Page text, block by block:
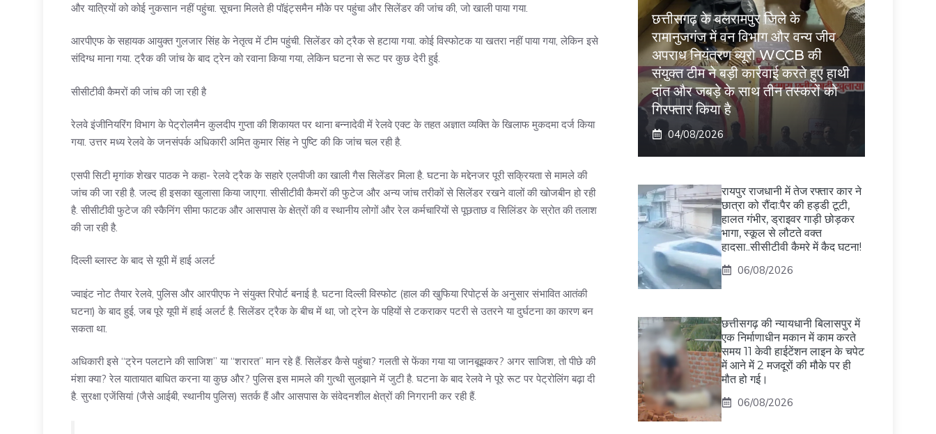
और यात्रियों को कोई नुकसान नहीं पहुंचा. सूचना मिलते ही पॉइंट्समैन मौके पर पहुंचा और सिलेंडर की जांच की, जो खाली पाया गया.
आरपीएफ के सहायक आयुक्त गुलजार सिंह के नेतृत्व में टीम पहुंची. सिलेंडर को ट्रैक से हटाया गया. कोई विस्फोटक या खतरा नहीं पाया गया, लेकिन इसे
संदिग्ध माना गया. ट्रैक की जांच के बाद ट्रेन को रवाना किया गया, लेकिन घटना से रूट पर कुछ देरी हुई.
सीसीटीवी कैमरों की जांच की जा रही है
रेलवे इंजीनियरिंग विभाग के पेट्रोलमैन कुलदीप गुप्ता की शिकायत पर थाना बन्नादेवी में रेलवे एक्ट के तहत अज्ञात व्यक्ति के खिलाफ मुकदमा दर्ज किया
गया. उत्तर मध्य रेलवे के जनसंपर्क अधिकारी अमित कुमार सिंह ने पुष्टि की कि जांच चल रही है.
एसपी सिटी मृगांक शेखर पाठक ने कहा- रेलवे ट्रैक के सहारे एलपीजी का खाली गैस सिलेंडर मिला है. घटना के मद्देनजर पूरी सक्रियता से मामले की
जांच की जा रही है. जल्द ही इसका खुलासा किया जाएगा. सीसीटीवी कैमरों की फुटेज और अन्य जांच तरीकों से सिलेंडर रखने वालों की खोजबीन हो रही
है. सीसीटीवी फुटेज की स्कैनिंग सीमा फाटक और आसपास के क्षेत्रों की व स्थानीय लोगों और रेल कर्मचारियों से पूछताछ व सिलिंडर के स्रोत की तलाश
की जा रही है.
दिल्ली ब्लास्ट के बाद से यूपी में हाई अलर्ट
ज्वाइंट नोट तैयार रेलवे, पुलिस और आरपीएफ ने संयुक्त रिपोर्ट बनाई है. घटना दिल्ली विस्फोट (हाल की खुफिया रिपोर्ट्स के अनुसार संभावित आतंकी
घटना) के बाद हुई, जब पूरे यूपी में हाई अलर्ट है. सिलेंडर ट्रैक के बीच में था, जो ट्रेन के पहियों से टकराकर पटरी से उतरने या दुर्घटना का कारण बन
सकता था.
अधिकारी इसे “ट्रेन पलटाने की साजिश” या “शरारत” मान रहे हैं. सिलेंडर कैसे पहुंचा? गलती से फेंका गया या जानबूझकर? अगर साजिश, तो पीछे की
मंशा क्या? रेल यातायात बाधित करना या कुछ और? पुलिस इस मामले की गुत्थी सुलझाने में जुटी है. घटना के बाद रेलवे ने पूरे रूट पर पेट्रोलिंग बढ़ा दी
है. सुरक्षा एजेंसियां (जैसे आईबी, स्थानीय पुलिस) सतर्क हैं और आसपास के संवेदनशील क्षेत्रों की निगरानी कर रही हैं.
छत्तीसगढ़ के बलरामपुर जिले के
रामानुजगंज में वन विभाग और वन्य जीव
अपराध नियंत्रण ब्यूरो WCCB की
संयुक्त टीम ने बड़ी कार्रवाई करते हुए हाथी
दांत और जबड़े के साथ तीन तस्करों को
गिरफ्तार किया है
04/08/2026
रायपुर राजधानी में तेज रफ्तार कार ने
छात्रा को रौंदा:पैर की हड्डी टूटी,
हालत गंभीर, ड्राइवर गाड़ी छोड़कर
भागा, स्कूल से लौटते वक्त
हादसा..सीसीटीवी कैमरे में कैद घटना!
06/08/2026
छत्तीसगढ़ की न्यायधानी बिलासपुर में
एक निर्माणाधीन मकान में काम करते
समय 11 केवी हाईटेंशन लाइन के चपेट
में आने में 2 मजदूरों की मौके पर ही
मौत हो गई।
06/08/2026